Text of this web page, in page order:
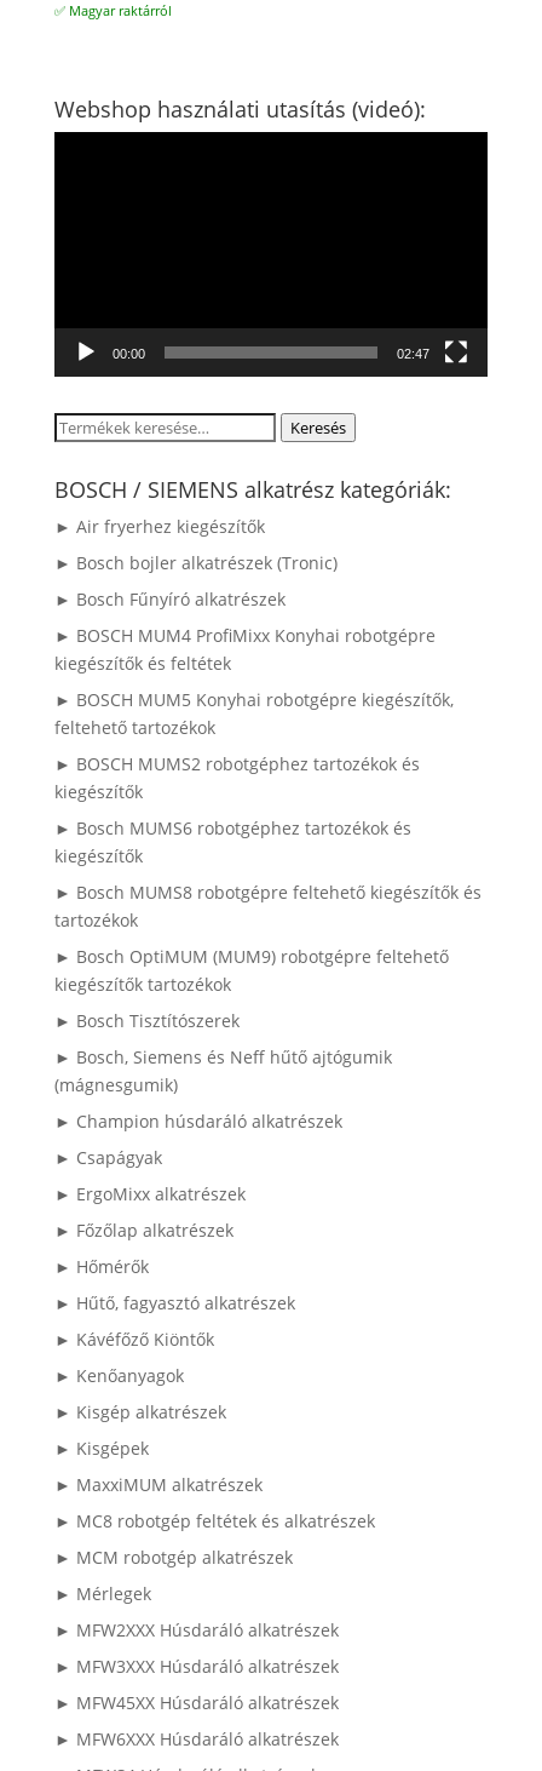
✅ Magyar raktárról
Webshop használati utasítás (videó):
00:00 02:47
Keresés
következőre:
Keresés
BOSCH / SIEMENS alkatrész kategóriák:
► Air fryerhez kiegészítők
► Bosch bojler alkatrészek (Tronic)
► Bosch Fűnyíró alkatrészek
► BOSCH MUM4 ProfiMixx Konyhai robotgépre
kiegészítők és feltétek
► BOSCH MUM5 Konyhai robotgépre kiegészítők,
feltehető tartozékok
► BOSCH MUMS2 robotgéphez tartozékok és
kiegészítők
► Bosch MUMS6 robotgéphez tartozékok és
kiegészítők
► Bosch MUMS8 robotgépre feltehető kiegészítők és
tartozékok
► Bosch OptiMUM (MUM9) robotgépre feltehető
kiegészítők tartozékok
► Bosch Tisztítószerek
► Bosch, Siemens és Neff hűtő ajtógumik
(mágnesgumik)
► Champion húsdaráló alkatrészek
► Csapágyak
► ErgoMixx alkatrészek
► Főzőlap alkatrészek
► Hőmérők
► Hűtő, fagyasztó alkatrészek
► Kávéfőző Kiöntők
► Kenőanyagok
► Kisgép alkatrészek
► Kisgépek
► MaxxiMUM alkatrészek
► MC8 robotgép feltétek és alkatrészek
► MCM robotgép alkatrészek
► Mérlegek
► MFW2XXX Húsdaráló alkatrészek
► MFW3XXX Húsdaráló alkatrészek
► MFW45XX Húsdaráló alkatrészek
► MFW6XXX Húsdaráló alkatrészek